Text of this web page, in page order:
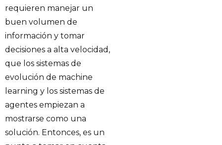
requieren manejar un
buen volumen de
información y tomar
decisiones a alta velocidad,
que los sistemas de
evolución de machine
learning y los sistemas de
agentes empiezan a
mostrarse como una
solución. Entonces, es un